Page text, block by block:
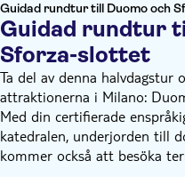
Guidad rundtur till Duomo och
Guidad rundtur
Sforza-slottet
Ta del av denna halvdagstur
attraktionerna i Milano:
Med din certifierade
katedralen, underjorden till
kommer också att besöka